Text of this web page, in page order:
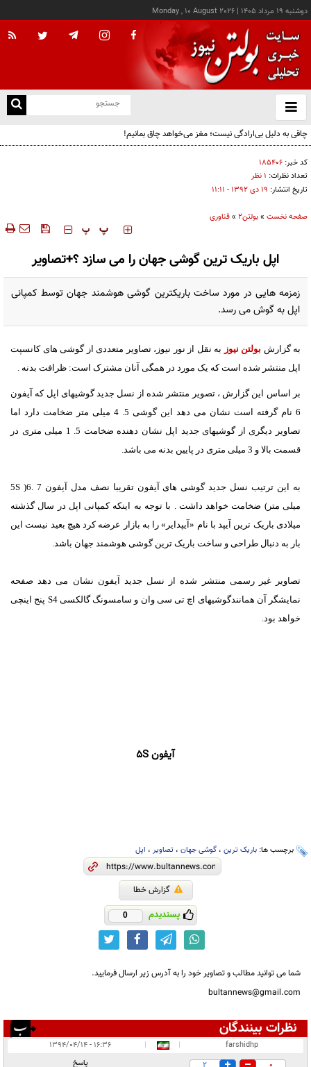
دوشنبه ۱۹ مرداد ۱۴۰۵ |
Monday , 10 August 2026
باز
و
چاقی به دلیل بی‌ارادگی نیست؛ مغز می‌خواهد چاق بمانیم!
کد خبر: ۱۸۵۴۰۶
تعداد نظرات: ۱ نظر
تاریخ انتشار: ۱۹ دی ۱۳۹۲ - ۱۱:۱۱
صفحه نخست »بولتن2 »فناوری
‍‍‍ پ پ
اپل باریک ترین گوشی جهان را می سازد ؟+تصاویر
زمزمه هایی در مورد ساخت باریکترین گوشی هوشمند جهان توسط کمپانی
اپل به گوش می رسد.
به گزارش بولتن نیوز به نقل از نور نیوز، تصاویر متعددی از گوشی های کانسپت
اپل منتشر شده است که یک مورد در همگی آنان مشترک است: ظرافت بدنه .
بر اساس این گزارش ، تصویر منتشر شده از نسل جدید گوشیهای اپل که آیفون
6 نام گرفته است نشان می دهد این گوشی 5. 4 میلی متر ضخامت دارد اما
تصاویر دیگری از گوشیهای جدید اپل نشان دهنده ضخامت 5. 1 میلی متری در
قسمت بالا و 3 میلی متری در پایین بدنه می باشد.
به این ترتیب نسل جدید گوشی های آیفون تقریبا نصف مدل آیفون 5S )6. 7
میلی متر) ضخامت خواهد داشت . با توجه به اینکه کمپانی اپل در سال گذشته
میلادی باریک ترین آیپد با نام «آیپدایر» را به بازار عرضه کرد هیچ بعید نیست این
بار به دنبال طراحی و ساخت باریک ترین گوشی هوشمند جهان باشد.
تصاویر غیر رسمی منتشر شده از نسل جدید آیفون نشان می دهد صفحه
نمایشگر آن همانندگوشیهای اچ تی سی وان و سامسونگ گالکسی S4 پنج اینچی
خواهد بود.
آیفون 5S
برچسب ها: باریک ترین ، گوشی جهان ، تصاویر ، اپل
گزارش خطا
پسندیدم 0
شما می توانید مطالب و تصاویر خود را به آدرس زیر ارسال فرمایید.
bultannews@gmail.com
نظرات بینندگان
در انتظار بررسی:
farshidhp
|
|
۱۶:۳۶ - ۱۳۹۴/۰۴/۱۴
پاسخ